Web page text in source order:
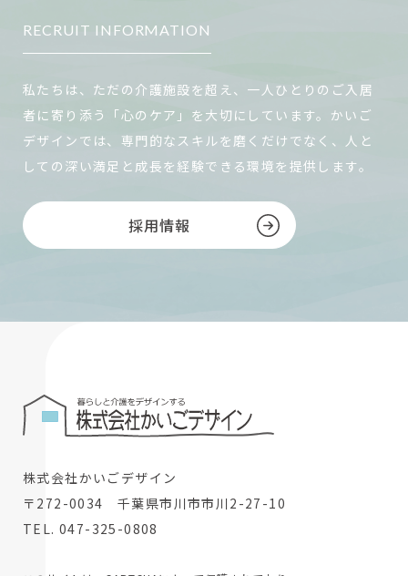
RECRUIT INFORMATION
私たちは、ただの介護施設を超え、一人ひとりのご入居
者に寄り添う「心のケア」を大切にしています。かいご
デザインでは、専門的なスキルを磨くだけでなく、人と
しての深い満足と成長を経験できる環境を提供します。
採用情報
株式会社かいごデザイン
〒272-0034 千葉県市川市市川2-27-10
TEL. 047-325-0808